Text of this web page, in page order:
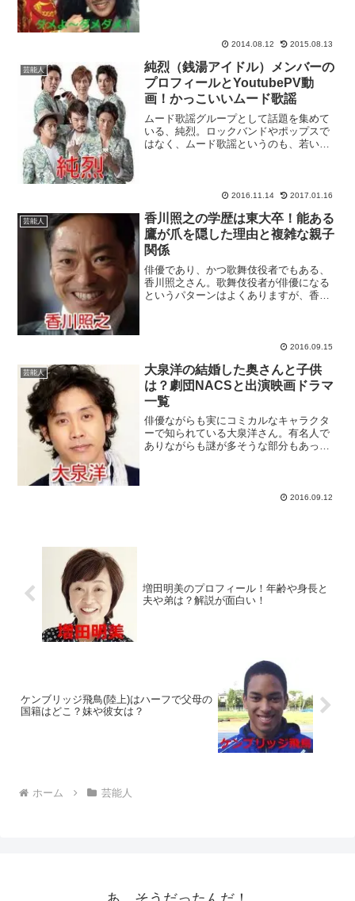
キテル連合』が... 2014.08.12 2015.08.13
芸能人
純烈（銭湯アイドル）メンバーの
プロフィールとYoutubePV動
画！かっこいいムード歌謡
ムード歌謡グループとして話題を集めて
いる、純烈。ロックバンドやポップスで
はなく、ムード歌謡というのも、若い世
イケメンだということなの...
2016.11.14 2017.01.16
芸能人
香川照之の学歴は東大卒！能ある
鷹が爪を隠した理由と複雑な親子
関係
俳優であり、かつ歌舞伎役者でもある、
香川照之さん。歌舞伎役者が俳優になる
というパターンはよくありますが、香川
話題性の多い人物なのでした...2016.09.15
芸能人
大泉洋の結婚した奥さんと子供
は？劇団NACSと出演映画ドラマ
一覧
俳優ながらも実にコミカルなキャラクタ
ーで知られている大泉洋さん。有名人で
ありながらも謎が多そうな部分もあった
2016.09.12
増田明美のプロフィール！年齢や身長と
夫や弟は？解説が面白い！
ケンブリッジ飛鳥(陸上)はハーフで父母の
国籍はどこ？妹や彼女は？
ホーム 芸能人